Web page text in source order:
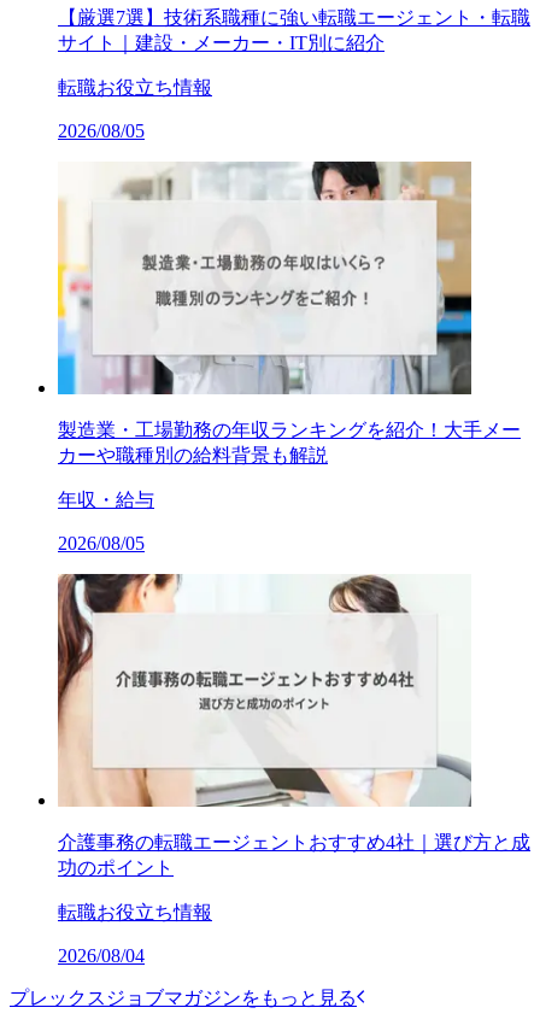
【厳選7選】技術系職種に強い転職エージェント・転職
サイト｜建設・メーカー・IT別に紹介
転職お役立ち情報
2026/08/05
製造業・工場勤務の年収ランキングを紹介！大手メー
カーや職種別の給料背景も解説
年収・給与
2026/08/05
介護事務の転職エージェントおすすめ4社｜選び方と成
功のポイント
転職お役立ち情報
2026/08/04
プレックスジョブマガジンをもっと見る